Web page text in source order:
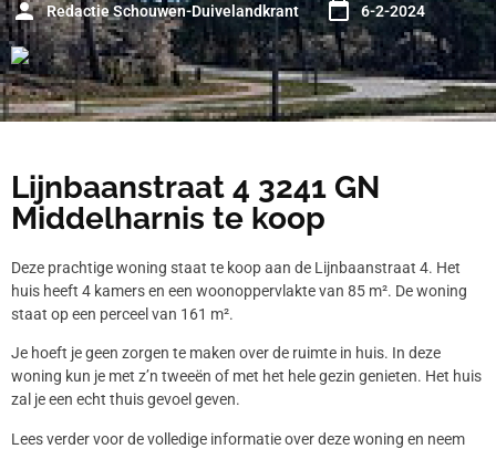
Redactie Schouwen-Duivelandkrant 6-2-2024
Lijnbaanstraat 4 3241 GN
Middelharnis te koop
Deze prachtige woning staat te koop aan de Lijnbaanstraat 4. Het
huis heeft 4 kamers en een woonoppervlakte van 85 m². De woning
staat op een perceel van 161 m².
Je hoeft je geen zorgen te maken over de ruimte in huis. In deze
woning kun je met z’n tweeën of met het hele gezin genieten. Het huis
zal je een echt thuis gevoel geven.
Lees verder voor de volledige informatie over deze woning en neem